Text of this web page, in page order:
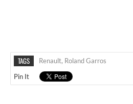
TAGS Renault, Roland Garros
Pin It